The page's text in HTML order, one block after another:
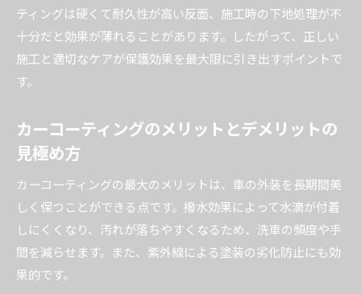
カーコーティングを後悔しない選択のポイント
解説
カーコーティング効果の持続期間と寿命の目安
を知る
カーコーティングは何年ごとに再施工すべきか
徹底解説
カーコーティング効果を長持ちさせるメンテナ
ンス法
ティングは硬くて耐久性が高い反面、施工時の下地処理が不
十分だと効果が薄れることがあります。したがって、正しい
施工と適切なケアが保護効果を最大限に引き出すポイントで
す。
カーコーティングのメリットとデメリットの
見極め方
カーコーティングの最大のメリットは、車の外装を長期間美
しく保つことができる点です。撥水効果によって水滴が付着
しにくくなり、汚れが落ちやすくなるため、洗車の頻度や手
間を減らせます。また、紫外線による塗装の劣化防止にも効
果的です。